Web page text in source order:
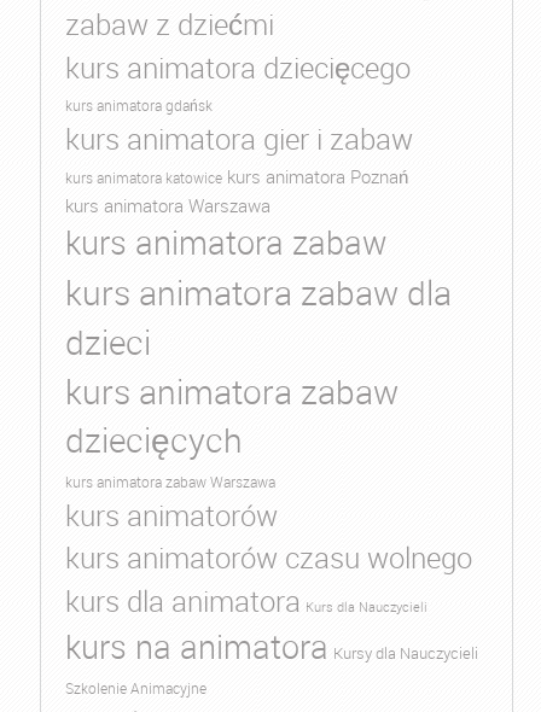
zabaw z dziećmi
kurs animatora dziecięcego
kurs animatora gdańsk
kurs animatora gier i zabaw
kurs animatora katowice kurs animatora Poznań
kurs animatora Warszawa
kurs animatora zabaw
kurs animatora zabaw dla
dzieci
kurs animatora zabaw
dziecięcych
kurs animatora zabaw Warszawa
kurs animatorów
kurs animatorów czasu wolnego
kurs dla animatora Kurs dla Nauczycieli
kurs na animatora Kursy dla Nauczycieli
Szkolenie Animacyjne